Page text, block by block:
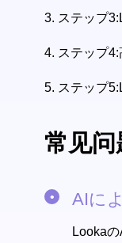
3. ステップ
4. ステップ
5. ステップ
常见问
AIに
Looka